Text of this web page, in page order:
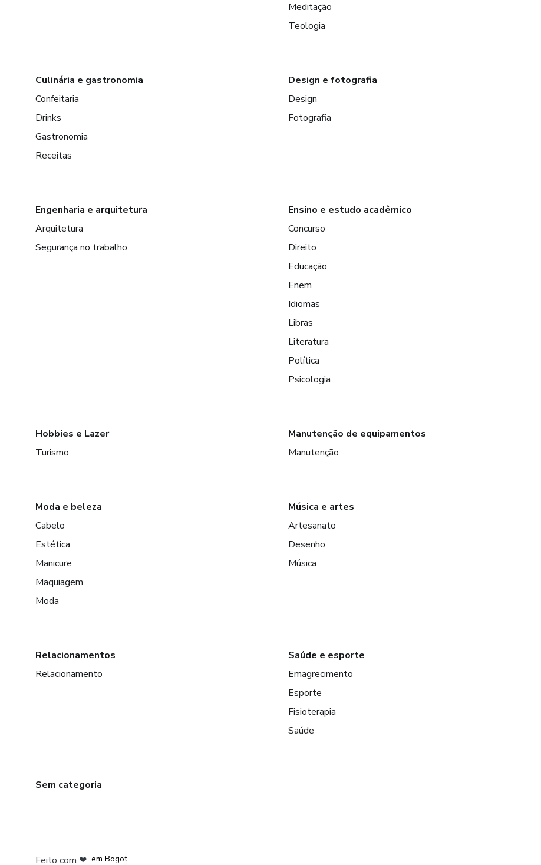
Meditação
Teologia
Culinária e gastronomia
Confeitaria
Drinks
Gastronomia
Receitas
Design e fotografia
Design
Fotografia
Engenharia e arquitetura
Arquitetura
Segurança no trabalho
Ensino e estudo acadêmico
Concurso
Direito
Educação
Enem
Idiomas
Libras
Literatura
Política
Psicologia
Hobbies e Lazer
Turismo
Manutenção de equipamentos
Manutenção
Moda e beleza
Cabelo
Estética
Manicure
Maquiagem
Moda
Música e artes
Artesanato
Desenho
Música
Relacionamentos
Relacionamento
Saúde e esporte
Emagrecimento
Esporte
Fisioterapia
Saúde
Sem categoria
Feito com ❤ em Bogotá